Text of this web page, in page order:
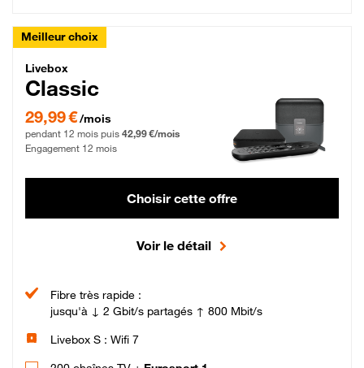
Meilleur choix
Livebox Classic Fibre
Livebox
Classic
29,99 € par mois pendant 12 mois puis 42,99 € par mois, Engagement 12 mois
29,99 €/mois
pendant 12 mois puis 42,99 €/mois
Engagement 12 mois
Choisir cette offre
Voir le détail
Fibre très rapide :
jusqu'à ↓ 2 Gbit/s partagés ↑ 800 Mbit/s
Livebox S : Wifi 7